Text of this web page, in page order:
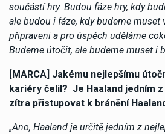
součástí hry. Budou fáze hry, kdy
ale budou i fáze, kdy budeme muset
připraveni a pro úspěch uděláme
Budeme útočit, ale budeme muset i
[MARCA] Jakému nejlepšímu
kariéry čelil? Je Haaland jedním
zítra přistupovat k bránění
„Ano, Haaland je určitě jedním z